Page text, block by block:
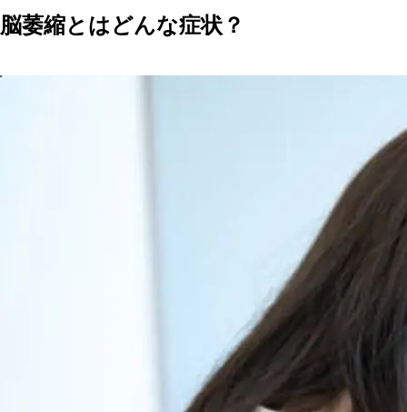
脳萎縮とはどんな症状？